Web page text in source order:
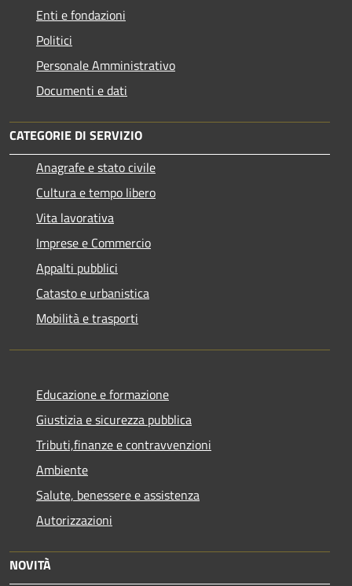
Enti e fondazioni
Politici
Personale Amministrativo
Documenti e dati
CATEGORIE DI SERVIZIO
Anagrafe e stato civile
Cultura e tempo libero
Vita lavorativa
Imprese e Commercio
Appalti pubblici
Catasto e urbanistica
Mobilità e trasporti
Educazione e formazione
Giustizia e sicurezza pubblica
Tributi,finanze e contravvenzioni
Ambiente
Salute, benessere e assistenza
Autorizzazioni
NOVITÀ